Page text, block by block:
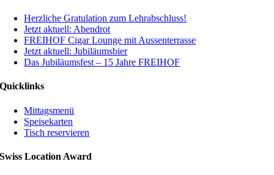
Herzliche Gratulation zum Lehrabschluss!
Jetzt aktuell: Abendrot
FREIHOF Cigar Lounge mit Aussenterrasse
Jetzt aktuell: Jubiläumsbier
Das Jubiläumsfest – 15 Jahre FREIHOF
Quicklinks
Mittagsmenü
Speisekarten
Tisch reservieren
Swiss Location Award